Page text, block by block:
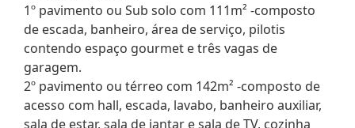
1º pavimento ou Sub solo com 111m² -composto
de escada, banheiro, área de serviço, pilotis
contendo espaço gourmet e três vagas de
garagem.
2º pavimento ou térreo com 142m² -composto de
acesso com hall, escada, lavabo, banheiro auxiliar,
sala de estar, sala de jantar e sala de TV, cozinha